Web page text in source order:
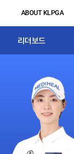
ABOUT KLPGA
리더보드